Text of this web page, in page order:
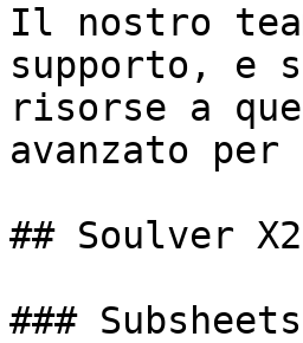
Il nostro
supporto, e
risorse a
avanzato
## Soulver
### Subsheets